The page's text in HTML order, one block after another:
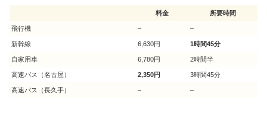
料金 所要時間
飛行機 – –
新幹線 6,630円 1時間45分
自家用車 6,780円 2時間半
高速バス（名古屋） 2,350円 3時間45分
高速バス（長久手） – –